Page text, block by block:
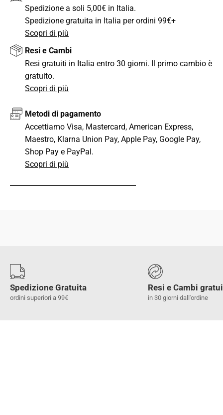
Spedizione a soli 5,00€ in Italia.
Spedizione gratuita in Italia per ordini 99€+
Scopri di più
Resi e Cambi
Resi gratuiti in Italia entro 30 giorni. Il primo cambio è
gratuito.
Scopri di più
Metodi di pagamento
Accettiamo Visa, Mastercard, American Express,
Maestro, Klarna Union Pay, Apple Pay, Google Pay,
Shop Pay e PayPal.
Scopri di più
Spedizione Gratuita
ordini superiori a 99€
Resi e Cambi
in 30 giorni dall'ordine